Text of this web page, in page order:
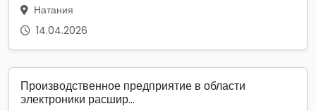
Натания
14.04.2026
Производственное предприятие в области
электроники расшир...